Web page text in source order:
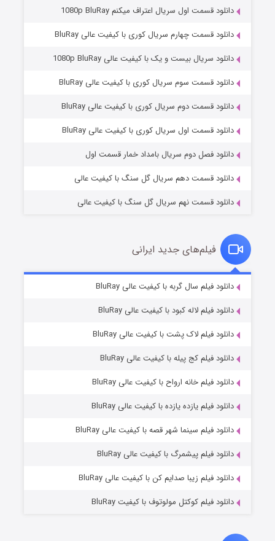
مردگان متحرک: شهر مرده ۳
قسمت۲ (زیرنویس) منتشر شد
قسمت۷ (زیرنویس) منتشر شد
دانلود قسمت اول سریال اعتراف میکنم 1080p BluRay
دانلود قسمت چهارم سریال کوری با کیفیت عالی BluRay
دانلود سریال بیست و یک با کیفیت عالی 1080p BluRay
دانلود قسمت سوم سریال کوری با کیفیت عالی BluRay
دانلود قسمت دوم سریال کوری با کیفیت عالی BluRay
دانلود قسمت اول سریال کوری با کیفیت عالی BluRay
دانلود فصل دوم سریال بامداد خمار قسمت اول
دانلود قسمت دهم سریال گل سنگ با کیفیت عالی
دانلود قسمت نهم سریال گل سنگ با کیفیت عالی
فیلم‌های جدید ایرانی
دانلود فیلم سال گربه با کیفیت عالی BluRay
دانلود فیلم لاله کبود با کیفیت عالی BluRay
دانلود فیلم لاک پشت با کیفیت عالی BluRay
دانلود فیلم کج‌ پیله با کیفیت عالی BluRay
دانلود فیلم خانه ارواح با کیفیت عالی BluRay
دانلود فیلم یازده یازده با کیفیت عالی BluRay
دانلود فیلم سینما شهر قصه با کیفیت عالی BluRay
دانلود فیلم پیشمرگ با کیفیت عالی BluRay
دانلود فیلم زیبا صدایم کن با کیفیت عالی BluRay
دانلود فیلم کوکتل مولوتوف با کیفیت BluRay